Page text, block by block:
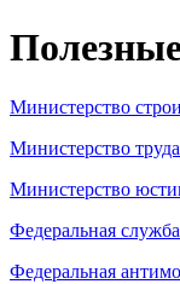
Министерство
Министерство
Министерство
Федеральная
Федеральная